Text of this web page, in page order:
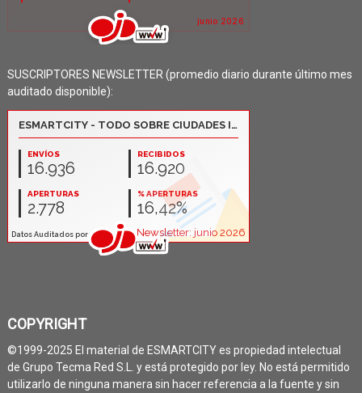
SUSCRIPTORES NEWSLETTER (promedio diario durante último mes
auditado disponible):
COPYRIGHT
©1999-2025 El material de ESMARTCITY es propiedad intelectual
de Grupo Tecma Red S.L. y está protegido por ley. No está permitido
utilizarlo de ninguna manera sin hacer referencia a la fuente y sin